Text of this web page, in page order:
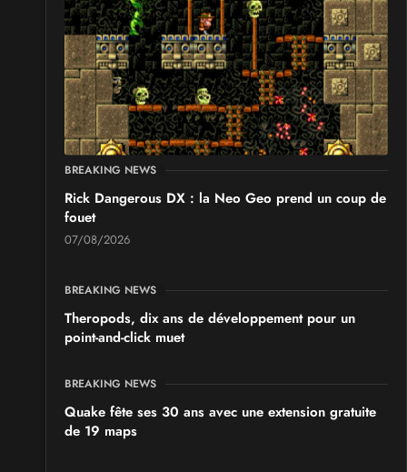
BREAKING NEWS
Rick Dangerous DX : la Neo Geo prend un coup de
fouet
07/08/2026
BREAKING NEWS
Theropods, dix ans de développement pour un
point-and-click muet
BREAKING NEWS
Quake fête ses 30 ans avec une extension gratuite
de 19 maps